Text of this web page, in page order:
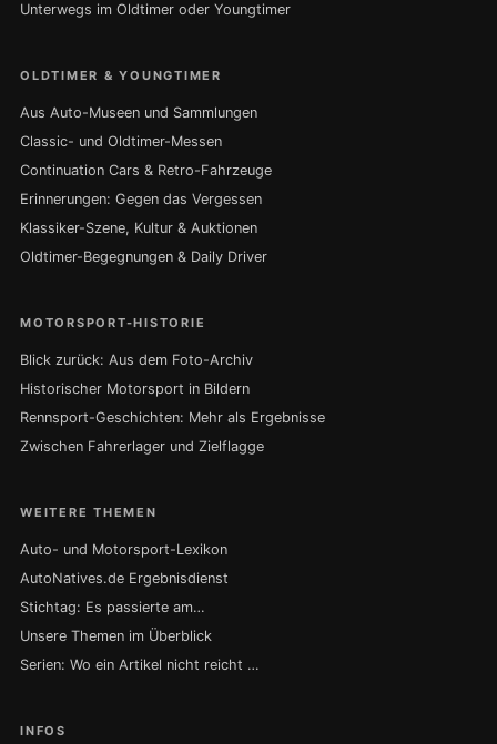
Unterwegs im Oldtimer oder Youngtimer
OLDTIMER & YOUNGTIMER
Aus Auto-Museen und Sammlungen
Classic- und Oldtimer-Messen
Continuation Cars & Retro-Fahrzeuge
Erinnerungen: Gegen das Vergessen
Klassiker-Szene, Kultur & Auktionen
Oldtimer-Begegnungen & Daily Driver
MOTORSPORT-HISTORIE
Blick zurück: Aus dem Foto-Archiv
Historischer Motorsport in Bildern
Rennsport-Geschichten: Mehr als Ergebnisse
Zwischen Fahrerlager und Zielflagge
WEITERE THEMEN
Auto- und Motorsport-Lexikon
AutoNatives.de Ergebnisdienst
Stichtag: Es passierte am…
Unsere Themen im Überblick
Serien: Wo ein Artikel nicht reicht …
INFOS